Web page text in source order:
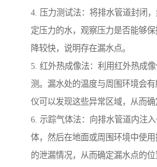
4. 压力测试法：将排水管道封闭
定压力的水，观察压力是否能够
降较快，说明存在漏水点。
5. 红外热成像法：利用红外热成
测。漏水处的温度与周围环境会
仪可以发现这些异常区域，从而确
6. 示踪气体法：向排水管道内注
体，然后在地面或周围环境中使
的泄漏情况，从而确定漏水点的位